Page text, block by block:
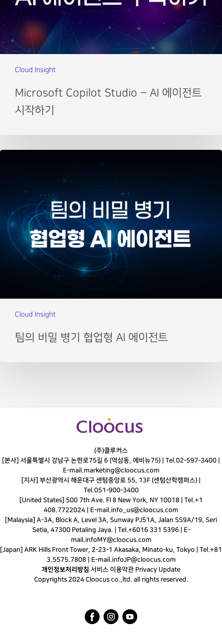
Cloud Insight
Microsoft Copilot Studio – AI 에이전트
시작하기
Cloud Insight
팀의 비밀 병기 협업형 AI 에이전트
(주)클루커스
[본사] 서울특별시 강남구 논현로75길 6 (역삼동, 에비뉴75) | Tel.02-597-3400
E-mail.marketing@cloocus.com
[지사] 부산광역시 해운대구 센텀중앙로 55, 13F (센텀산학캠퍼스) |
Tel.051-900-3400
[United States] 500 7th Ave. Fl 8 New York, NY 10018 | Tel.+1
408.7722024 | E-mail.info_us@cloocus.com
[Malaysia] A-3A, Block A, Level 3A, Sunway PJ51A, Jalan SS9A/19, Seri
Setia, 47300 Petaling Jaya. | Tel.+6016 331 5396 | E-
mail.infoMY@cloocus.com
[Japan] ARK Hills Front Tower, 2-23-1 Akasaka, Minato-ku, Tokyo | Tel.+81
3.5575.7808 | E-mail.infoJP@cloocus.com
개인정보처리방침 서비스 이용약관 Privacy Update
Copyrights 2024 Cloocus co.,ltd. all rights reserved.